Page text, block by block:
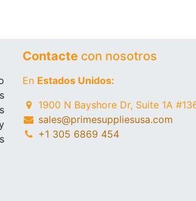
Contacte con nosotros
En Estados Unidos:
1900 N Bayshore Dr, Suite 1A
sales@primesuppliesusa.com
+1 305 6869 454